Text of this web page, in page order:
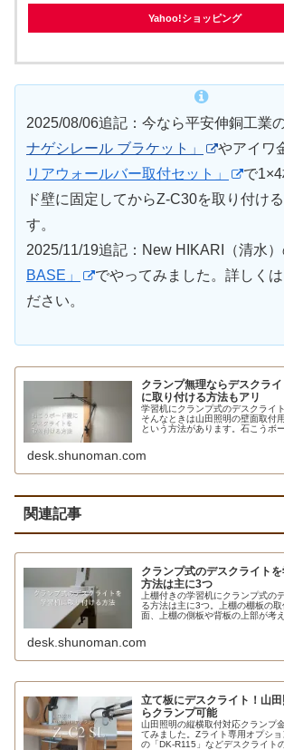
Yahoo!ショッピング
2025/08/06追記：今なら平安伸銅工業
ナゲシレール ブラケット」
やアイワ
リアウォールバー取付セット」
で
ド壁に固定してからZ-C30を取り付け
す。
2025/11/19追記：New HIKARI（清水
BASE」
でやってみました。詳しくは
ださい。
クランプ無理ならデスクラ
に取り付ける方法もアリ
学習机にクランプ式のデスクライ
そんなときは山田照明の壁面取付
という方法があります。石こうボ
desk.shunoman.com
関連記事
クランプ式のデスクライト
方法は主に3つ
上棚付きの学習机にクランプ式の
る方法は主に3つ。上棚の棚板の
面、上棚の側板や背板の上部が考
チェックしなければなりません。
の可否を確認するのがもっとも無難
desk.shunoman.com
立て板にデスクライト！山
らクランプ可能
山田照明の縦横取付対応クランプ
てみました。Zライト専用オプシ
の「DK-R115」などデスクライト